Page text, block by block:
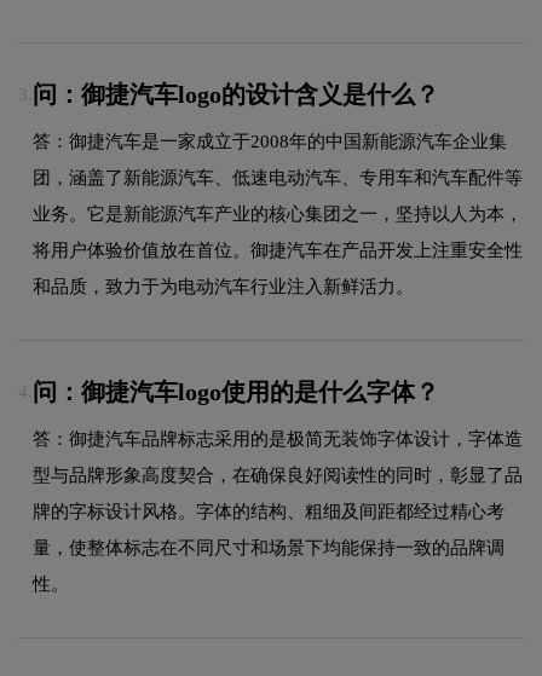
3. 问：御捷汽车logo的设计含义是什么？
答：御捷汽车是一家成立于2008年的中国新能源汽车企业集
团，涵盖了新能源汽车、低速电动汽车、专用车和汽车配件等
业务。它是新能源汽车产业的核心集团之一，坚持以人为本，
将用户体验价值放在首位。御捷汽车在产品开发上注重安全性
和品质，致力于为电动汽车行业注入新鲜活力。
4. 问：御捷汽车logo使用的是什么字体？
答：御捷汽车品牌标志采用的是极简无装饰字体设计，字体造
型与品牌形象高度契合，在确保良好阅读性的同时，彰显了品
牌的字标设计风格。字体的结构、粗细及间距都经过精心考
量，使整体标志在不同尺寸和场景下均能保持一致的品牌调
性。